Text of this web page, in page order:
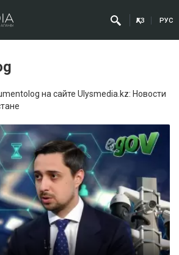
ҚАЗ РУС
на сайте Ulysmedia.kz: Новости